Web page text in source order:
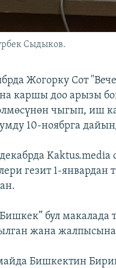
Сыдыков.
Жогорку Сот
каршы доо арызы
чыгып, иш
10-ноябрга
гезит 1-
бул
жана
Бишкектин